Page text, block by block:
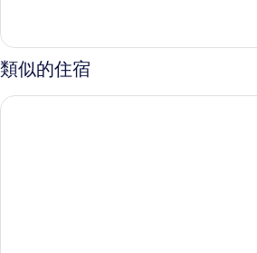
房
的
所
有
牙
雙
人
的
類似的住宿
都鄉旅